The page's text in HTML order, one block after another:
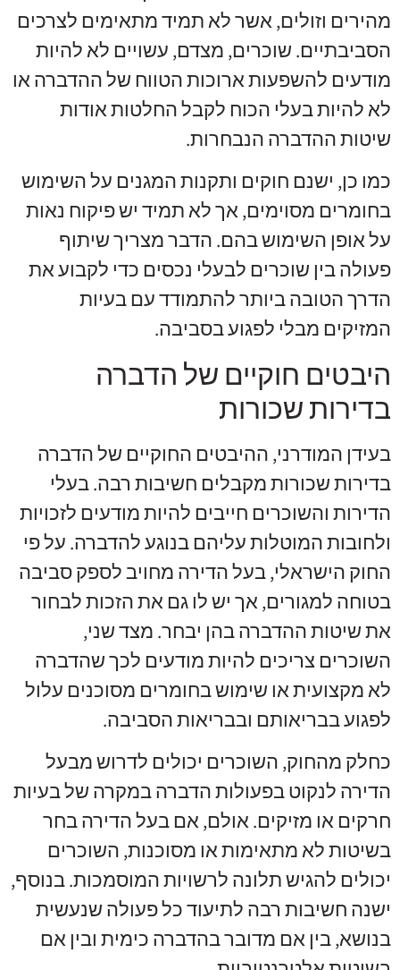
מהירים וזולים, אשר לא תמיד מתאימים לצרכים
הסביבתיים. שוכרים, מצדם, עשויים לא להיות
מודעים להשפעות ארוכות הטווח של ההדברה או
לא להיות בעלי הכוח לקבל החלטות אודות
שיטות ההדברה הנבחרות.
כמו כן, ישנם חוקים ותקנות המגנים על השימוש
בחומרים מסוימים, אך לא תמיד יש פיקוח נאות
על אופן השימוש בהם. הדבר מצריך שיתוף
פעולה בין שוכרים לבעלי נכסים כדי לקבוע את
הדרך הטובה ביותר להתמודד עם בעיות
המזיקים מבלי לפגוע בסביבה.
היבטים חוקיים של הדברה
בדירות שכורות
בעידן המודרני, ההיבטים החוקיים של הדברה
בדירות שכורות מקבלים חשיבות רבה. בעלי
הדירות והשוכרים חייבים להיות מודעים לזכויות
ולחובות המוטלות עליהם בנוגע להדברה. על פי
החוק הישראלי, בעל הדירה מחויב לספק סביבה
בטוחה למגורים, אך יש לו גם את הזכות לבחור
את שיטות ההדברה בהן יבחר. מצד שני,
השוכרים צריכים להיות מודעים לכך שהדברה
לא מקצועית או שימוש בחומרים מסוכנים עלול
לפגוע בבריאותם ובבריאות הסביבה.
כחלק מהחוק, השוכרים יכולים לדרוש מבעל
הדירה לנקוט בפעולות הדברה במקרה של בעיות
חרקים או מזיקים. אולם, אם בעל הדירה בחר
בשיטות לא מתאימות או מסוכנות, השוכרים
יכולים להגיש תלונה לרשויות המוסמכות. בנוסף,
ישנה חשיבות רבה לתיעוד כל פעולה שנעשית
בנושא, בין אם מדובר בהדברה כימית ובין אם